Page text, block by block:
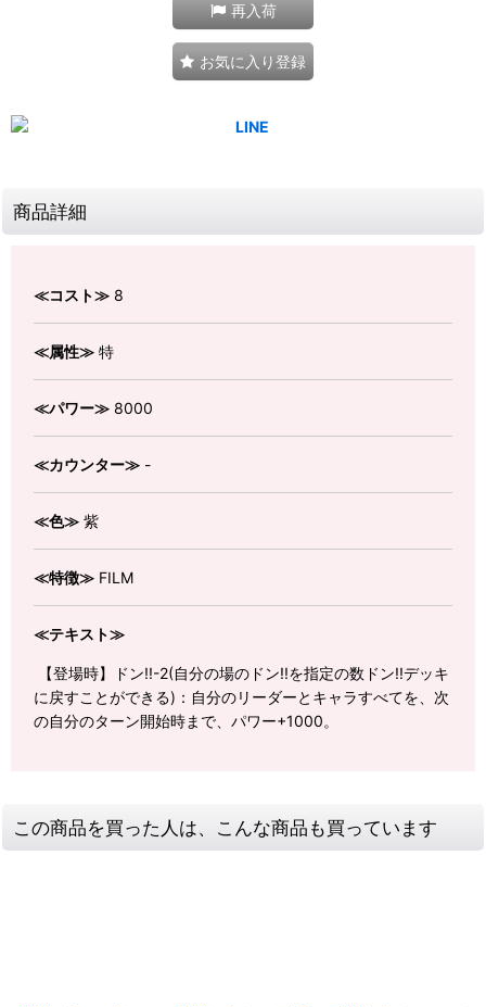
再入荷
お気に入り登録
商品詳細
≪コスト≫ 8
≪属性≫ 特
≪パワー≫ 8000
≪カウンター≫ -
≪色≫ 紫
≪特徴≫ FILM
≪テキスト≫
【登場時】ドン!!-2(自分の場のドン!!を指定の数ドン!!デッキ
に戻すことができる)：自分のリーダーとキャラすべてを、次
の自分のターン開始時まで、パワー+1000。
この商品を買った人は、こんな商品も買っています